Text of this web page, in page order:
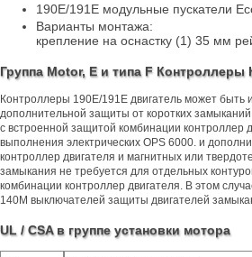
190E/191E модульные пускатели
Варианты монтажа:
крепление на оснастку (1) 35 мм
Группа Motor, E и типа F Контроллеры
Контроллеры 190E/191E двигатель может быть
дополнительной защиты от коротких
с встроенной защитой комбинации контроллер
выполнения электрических OPS 6000. и
контроллер двигателя и магнитных или
замыкания не требуется для отдельных
комбинации контроллер двигателя. В этом
140M выключателей защиты двигателей
UL / CSA в группе установки мотора